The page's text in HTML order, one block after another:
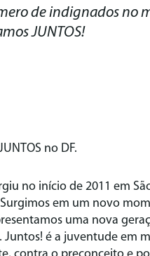
de indignados no
JUNTOS!
no DF.
no início de 2011 em
em um novo
uma nova
é a juventude em